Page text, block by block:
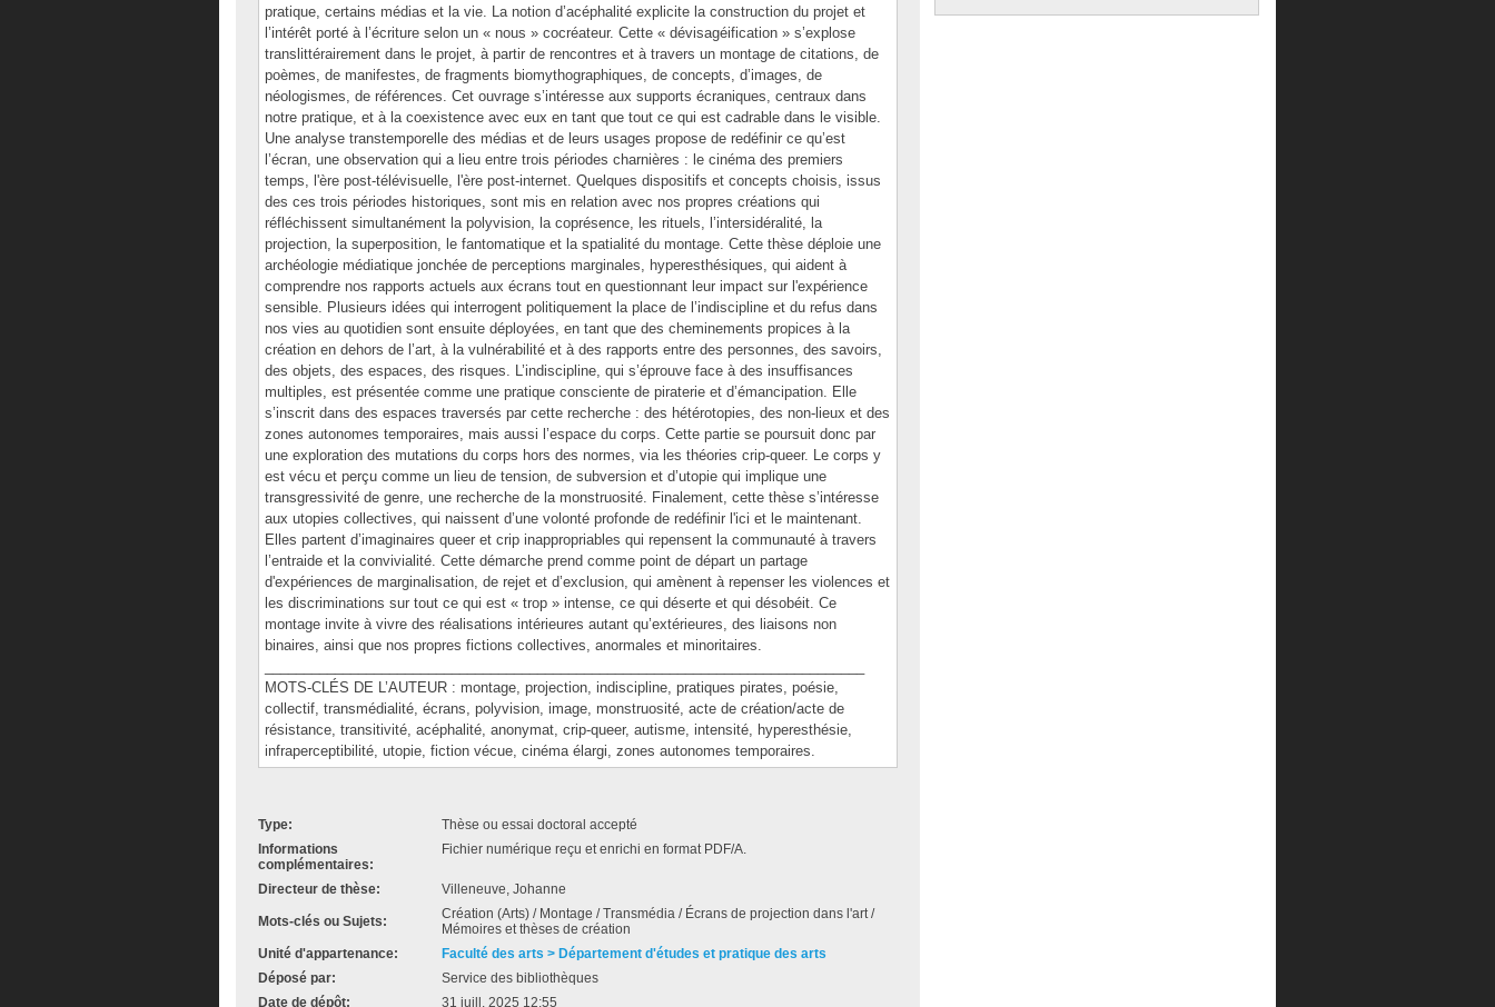
pratique, certains médias et la vie. La notion d’acéphalité explicite la construction du projet et
l’intérêt porté à l’écriture selon un « nous » cocréateur. Cette « dévisagéification » s’explose
translittérairement dans le projet, à partir de rencontres et à travers un montage de citations, de
poèmes, de manifestes, de fragments biomythographiques, de concepts, d’images, de
néologismes, de références. Cet ouvrage s’intéresse aux supports écraniques, centraux dans
notre pratique, et à la coexistence avec eux en tant que tout ce qui est cadrable dans le visible.
Une analyse transtemporelle des médias et de leurs usages propose de redéfinir ce qu’est
l’écran, une observation qui a lieu entre trois périodes charnières : le cinéma des premiers
temps, l'ère post-télévisuelle, l'ère post-internet. Quelques dispositifs et concepts choisis, issus
des ces trois périodes historiques, sont mis en relation avec nos propres créations qui
réfléchissent simultanément la polyvision, la coprésence, les rituels, l’intersidéralité, la
projection, la superposition, le fantomatique et la spatialité du montage. Cette thèse déploie une
archéologie médiatique jonchée de perceptions marginales, hyperesthésiques, qui aident à
comprendre nos rapports actuels aux écrans tout en questionnant leur impact sur l'expérience
sensible. Plusieurs idées qui interrogent politiquement la place de l’indiscipline et du refus dans
nos vies au quotidien sont ensuite déployées, en tant que des cheminements propices à la
création en dehors de l’art, à la vulnérabilité et à des rapports entre des personnes, des savoirs,
des objets, des espaces, des risques. L’indiscipline, qui s’éprouve face à des insuffisances
multiples, est présentée comme une pratique consciente de piraterie et d’émancipation. Elle
s’inscrit dans des espaces traversés par cette recherche : des hétérotopies, des non-lieux et des
zones autonomes temporaires, mais aussi l’espace du corps. Cette partie se poursuit donc par
une exploration des mutations du corps hors des normes, via les théories crip-queer. Le corps y
est vécu et perçu comme un lieu de tension, de subversion et d’utopie qui implique une
transgressivité de genre, une recherche de la monstruosité. Finalement, cette thèse s’intéresse
aux utopies collectives, qui naissent d’une volonté profonde de redéfinir l'ici et le maintenant.
Elles partent d’imaginaires queer et crip inappropriables qui repensent la communauté à travers
l’entraide et la convivialité. Cette démarche prend comme point de départ un partage
d'expériences de marginalisation, de rejet et d’exclusion, qui amènent à repenser les violences et
les discriminations sur tout ce qui est « trop » intense, ce qui déserte et qui désobéit. Ce
montage invite à vivre des réalisations intérieures autant qu’extérieures, des liaisons non
binaires, ainsi que nos propres fictions collectives, anormales et minoritaires.
MOTS-CLÉS DE L’AUTEUR : montage, projection, indiscipline, pratiques pirates, poésie,
collectif, transmédialité, écrans, polyvision, image, monstruosité, acte de création/acte de
résistance, transitivité, acéphalité, anonymat, crip-queer, autisme, intensité, hyperesthésie,
infraperceptibilité, utopie, fiction vécue, cinéma élargi, zones autonomes temporaires.
Type:
Thèse ou essai doctoral accepté
Informations
complémentaires:
Fichier numérique reçu et enrichi en format PDF/A.
Directeur de thèse: Villeneuve, Johanne
Mots-clés ou Sujets:
Création (Arts) / Montage / Transmédia / Écrans de projection dans l'art /
Mémoires et thèses de création
Unité d'appartenance:
Faculté des arts > Département d'études et pratique des arts
Déposé par:
Service des bibliothèques
Date de dépôt:
31 juill. 2025 12:55